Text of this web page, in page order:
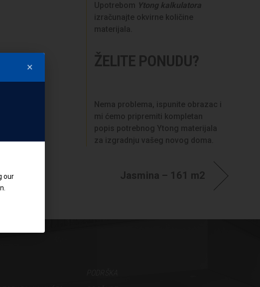
Upotrebom Ytong kalkulatora
izračunajte okvirne količine
materijala.
ŽELITE PONUDU?
Nema problema, ispunite obrazac i
mi ćemo pripremiti kompletan
popis potrebnog Ytong materijala
za izgradnju vašeg novog doma.
Jasmina – 161 m2
×
our